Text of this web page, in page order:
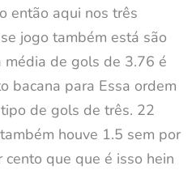
então aqui nos três
jogo também está são
de gols de 3.76 é
bacana para Essa ordem
de gols de três. 22
houve 1.5 sem por
que que é isso hein